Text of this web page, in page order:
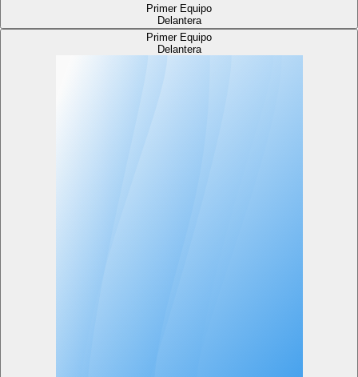
Primer Equipo
Delantera
Primer Equipo
Delantera